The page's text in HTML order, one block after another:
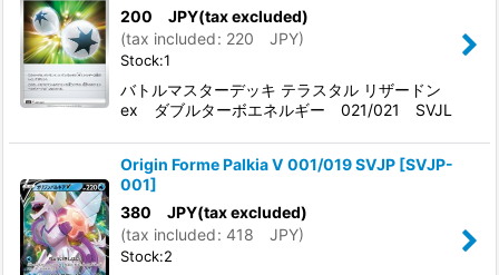
200 JPY(tax excluded)
(tax included: 220 JPY)
Stock:1
バトルマスターデッキ テラスタル リザードン
ex ダブルターボエネルギー 021/021 SVJL
Origin Forme Palkia V 001/019 SVJP [SVJP-
001]
380 JPY(tax excluded)
(tax included: 418 JPY)
Stock:2